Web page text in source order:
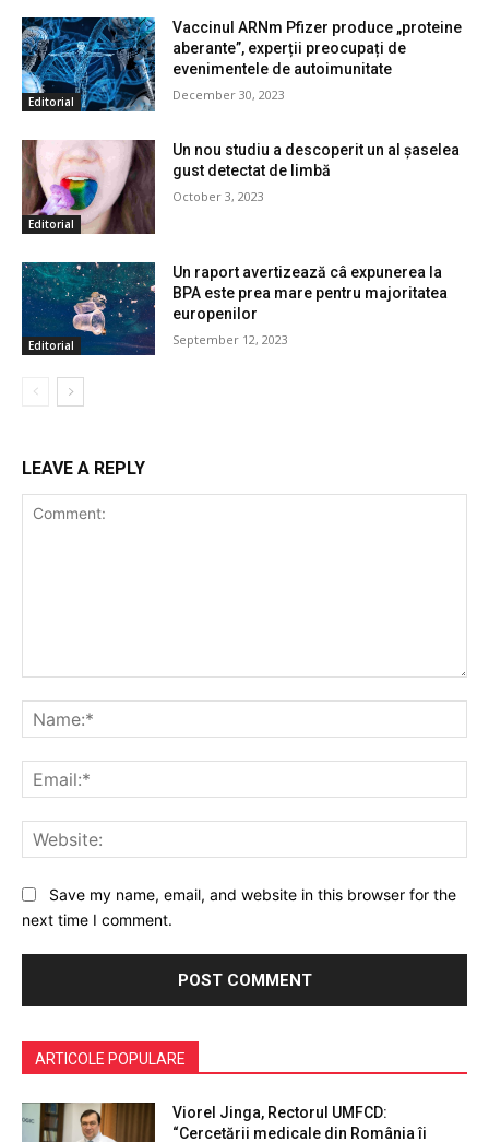
Editorial
Vaccinul ARNm Pfizer produce „proteine
aberante”, experții preocupați de
evenimentele de autoimunitate
December 30, 2023
Editorial
Un nou studiu a descoperit un al șaselea
gust detectat de limbă
October 3, 2023
Editorial
Un raport avertizează câ expunerea la
BPA este prea mare pentru majoritatea
europenilor
September 12, 2023
LEAVE A REPLY
Save my name, email, and website in this browser for the
next time I comment.
ARTICOLE POPULARE
Viorel Jinga, Rectorul UMFCD:
“Cercetării medicale din România îi